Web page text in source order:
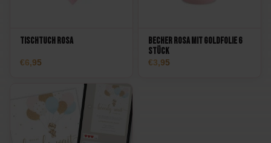
Tischtuch Rosa
6,95
Becher Rosa mit Goldfolie 6
Stück
3,95